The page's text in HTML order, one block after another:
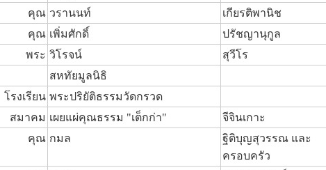
คุณ วรานนท์ เกียรติพานิช
คุณ เพิ่มศักดิ์ ปรัชญานุกูล
พระ วิโรจน์ สุวีโร
สหทัยมูลนิธิ
โรงเรียน พระปริยัติธรรมวัดกรวด
สมาคม เผยแผ่คุณธรรม "เต็กก่า" จีจินเกาะ
คุณ กมล
ฐิติบุญสุวรรณ และ
ครอบครัว